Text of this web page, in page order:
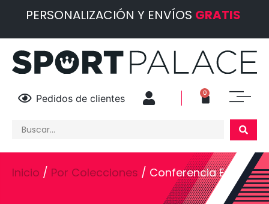
PERSONALIZACIÓN Y ENVÍOS GRATIS
Pedidos de clientes 0
Inicio / Por Colecciones / Conferencia Este